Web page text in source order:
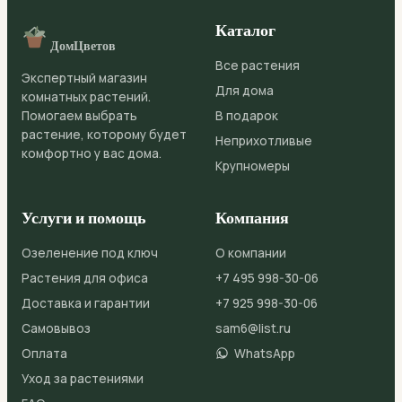
ДомЦветов
Экспертный магазин
комнатных растений.
Помогаем выбрать
растение, которому будет
комфортно у вас дома.
Каталог
Все растения
Для дома
В подарок
Неприхотливые
Крупномеры
Услуги и помощь
Озеленение под ключ
Растения для офиса
Доставка и гарантии
Самовывоз
Оплата
Уход за растениями
Компания
О компании
+7 495 998-30-06
+7 925 998-30-06
sam6@list.ru
WhatsApp